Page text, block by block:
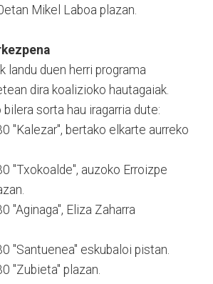
Mikel Laboa plazan.
landu duen herri programa
dira koalizioko hautagaiak.
sorta hau iragarria dute:
"Kalezar", bertako elkarte aurreko
"Txokoalde", auzoko Erroizpe
"Aginaga", Eliza Zaharra
"Santuenea" eskubaloi pistan.
"Zubieta" plazan.